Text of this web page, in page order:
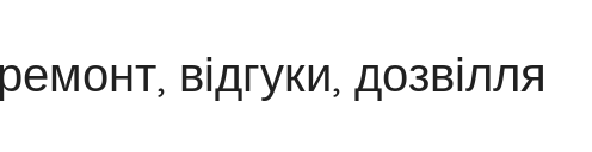
відгуки, дозвілля